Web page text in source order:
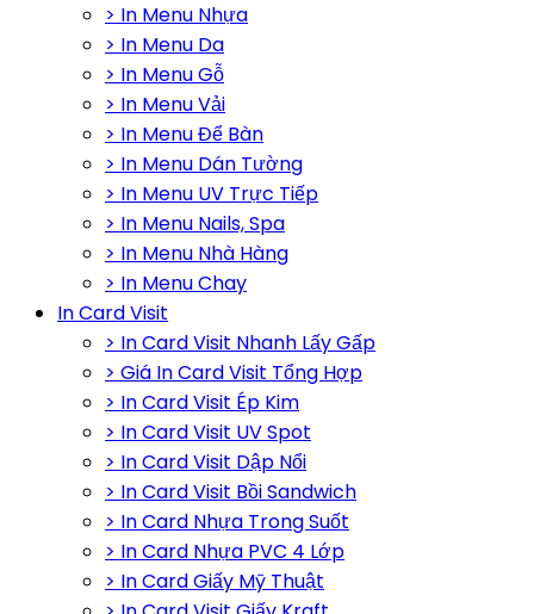
> In Menu Nhựa
> In Menu Da
> In Menu Gỗ
> In Menu Vải
> In Menu Để Bàn
> In Menu Dán Tường
> In Menu UV Trực Tiếp
> In Menu Nails, Spa
> In Menu Nhà Hàng
> In Menu Chay
In Card Visit
> In Card Visit Nhanh Lấy Gấp
> Giá In Card Visit Tổng Hợp
> In Card Visit Ép Kim
> In Card Visit UV Spot
> In Card Visit Dập Nổi
> In Card Visit Bồi Sandwich
> In Card Nhựa Trong Suốt
> In Card Nhựa PVC 4 Lớp
> In Card Giấy Mỹ Thuật